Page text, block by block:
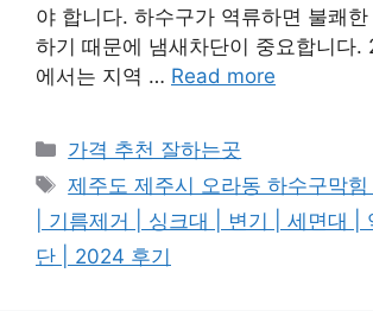
야 합니다. 하수구가 역류하면 불쾌
하기 때문에 냄새차단이 중요합니다.
에서는 지역 … Read more
카
테
고
리
가격 추천 잘하는곳
태
그
제주도 제주시 오라동 하수구막
| 기름제거 | 싱크대 | 변기 | 세면대 |
단 | 2024 후기